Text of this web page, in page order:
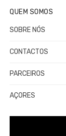
QUEM SOMOS
SOBRE NÓS
CONTACTOS
PARCEIROS
AÇORES